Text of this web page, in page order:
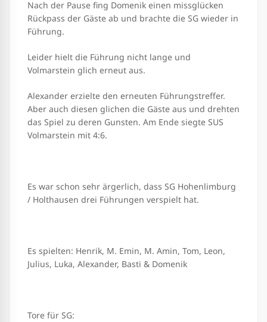
Nach der Pause fing Domenik einen missglücken
Rückpass der Gäste ab und brachte die SG wieder in
Führung.
Leider hielt die Führung nicht lange und
Volmarstein glich erneut aus.
Alexander erzielte den erneuten Führungstreffer.
Aber auch diesen glichen die Gäste aus und drehten
das Spiel zu deren Gunsten. Am Ende siegte SUS
Volmarstein mit 4:6.
Es war schon sehr ärgerlich, dass SG Hohenlimburg
/ Holthausen drei Führungen verspielt hat.
Es spielten: Henrik, M. Emin, M. Amin, Tom, Leon,
Julius, Luka, Alexander, Basti & Domenik
Tore für SG: